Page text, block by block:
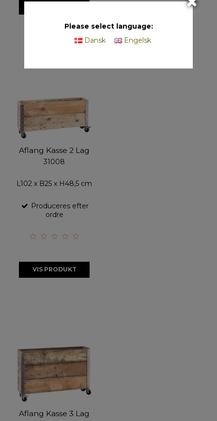
Aflang Kasse 2 Lag
31008
L102 x B25 x H48,5 cm
Produceres efter
ordre
VIS PRODUKT
Aflang Kasse 3 Lag
Please select language:
Dansk
Engelsk